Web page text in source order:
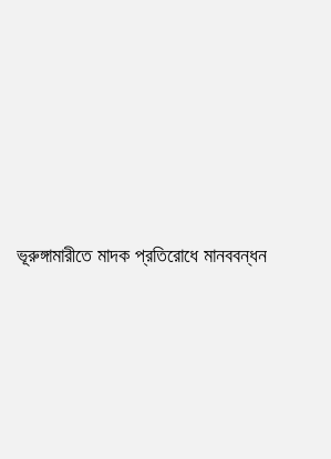
ভূরুঙ্গামারীতে মাদক প্রতিরোধে মানববন্ধন